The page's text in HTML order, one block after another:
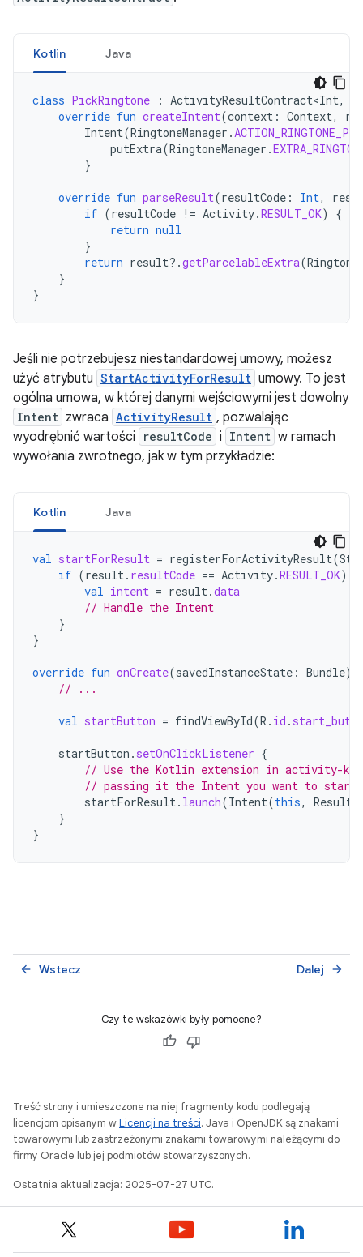
Kotlin Java
class PickRingtone : ActivityResultContract<Int,
override fun createIntent(context : Context,
Intent(RingtoneManager .
putExtra(RingtoneManager .
}
override fun parseResult(resultCode : Int,
if (resultCode != Activity.RESULT_OK)
{
return null
}
return result?.getParcelableExtra(
}
}
Jeśli nie potrzebujesz niestandardowej umowy, możesz
użyć atrybutu StartActivityForResult umowy. To jest
ogólna umowa, w której danymi wejściowymi jest dowolny
Intent zwraca ActivityResult , pozwalając
wyodrębnić wartości
resultCode i Intent w ramach
wywołania zwrotnego, jak w tym przykładzie:
Kotlin Java
val startForResult = registerForActivityResult(
if (result. resultCode == Activity.RESULT_OK)
val intent = result.data
// Handle the Intent
}
}
override fun onCreate(savedInstanceState : Bundle)
// ...
val startButton = findViewById(R . id .
startButton . setOnClickListener {
// Use the Kotlin extension in activity-ktx
// passing it the Intent you want to start
startForResult. launch(Intent(this,
}
}
Wstecz
arrow_back Dalej arrow_forward
Czy te wskazówki były pomocne?
Treść strony i umieszczone na niej fragmenty kodu podlegają
licencjom opisanym wLicencji na treści. Java i OpenJDK są znakami
towarowymi lub zastrzeżonymi znakami towarowymi należącymi do
firmy Oracle lub jej podmiotów stowarzyszonych.
Ostatnia aktualizacja: 2025-07-27 UTC.